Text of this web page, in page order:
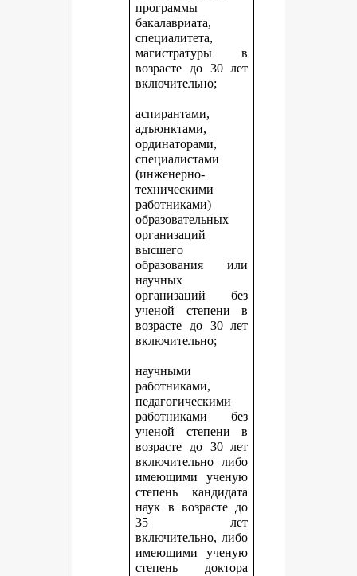
программы
бакалавриата,
специалитета,
магистратуры в
возрасте до 30 лет
включительно;
аспирантами,
адъюнктами,
ординаторами,
специалистами
(инженерно-
техническими
работниками)
образовательных
организаций
высшего
образования или
научных
организаций без
ученой степени в
возрасте до 30 лет
включительно;
научными
работниками,
педагогическими
работниками без
ученой степени в
возрасте до 30 лет
включительно либо
имеющими ученую
степень кандидата
наук в возрасте до
35 лет
включительно, либо
имеющими ученую
степень доктора